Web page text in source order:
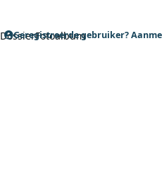
DossierFotoalbum
Geregistreerde gebruiker?